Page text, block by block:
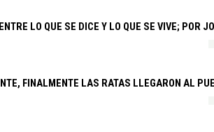
LO QUE SE DICE Y LO QUE SE VIVE; POR
FINALMENTE LAS RATAS LLEGARON AL